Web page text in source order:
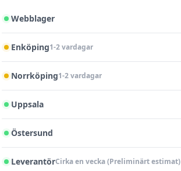
Webblager
Enköping1-2 vardagar
Norrköping1-2 vardagar
Uppsala
Östersund
LeverantörCirka en vecka (Preliminärt estimat)